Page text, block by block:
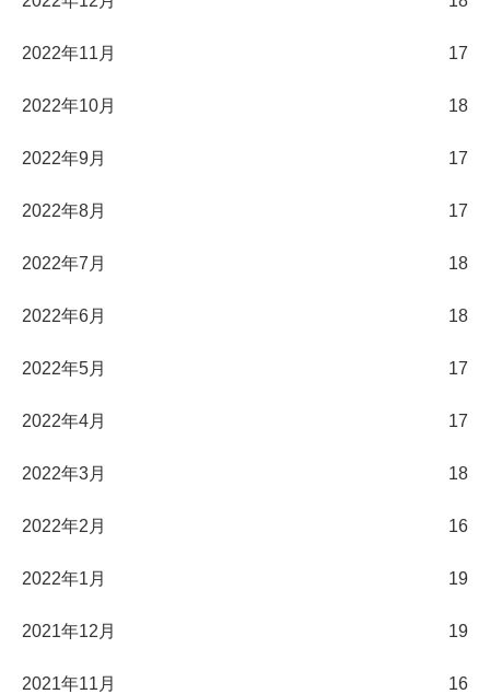
2022年11月 17
2022年10月 18
2022年9月 17
2022年8月 17
2022年7月 18
2022年6月 18
2022年5月 17
2022年4月 17
2022年3月 18
2022年2月 16
2022年1月 19
2021年12月 19
2021年11月 16